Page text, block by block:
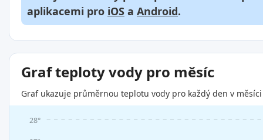
aplikacemi pro iOS a Android.
Graf teploty vody pro měsíc
Graf ukazuje průměrnou teplotu vody pro každý den v
28°